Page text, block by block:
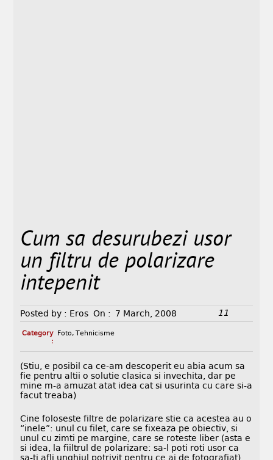
Cum sa desurubezi usor
un filtru de polarizare
intepenit
Posted by : Eros On : 7 March, 2008 11
Category
:
Foto, Tehnicisme
(Stiu, e posibil ca ce-am descoperit eu abia acum sa
fie pentru altii o solutie clasica si invechita, dar pe
mine m-a amuzat atat idea cat si usurinta cu care si-a
facut treaba)
Cine foloseste filtre de polarizare stie ca acestea au o
“inele”: unul cu filet, care se fixeaza pe obiectiv, si
unul cu zimti pe margine, care se roteste liber (asta e
si idea, la fiiltrul de polarizare: sa-l poti roti usor ca
sa-ti afli unghiul potrivit pentru ce ai de fotografiat).